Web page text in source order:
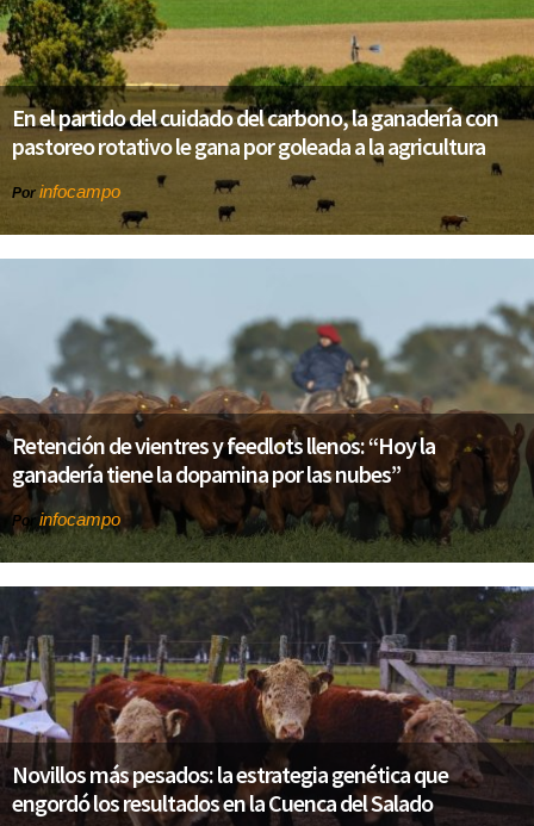
En el partido del cuidado del carbono, la ganadería con
pastoreo rotativo le gana por goleada a la agricultura
Por infocampo
Retención de vientres y feedlots llenos: “Hoy la
ganadería tiene la dopamina por las nubes”
Por infocampo
Novillos más pesados: la estrategia genética que
engordó los resultados en la Cuenca del Salado